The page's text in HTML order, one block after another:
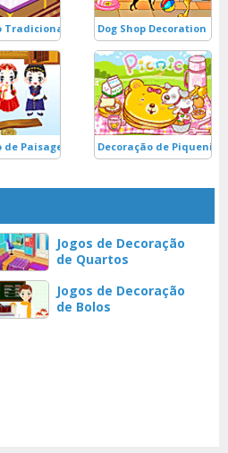
Tradicional Dog Shop Decoration
de Paisagem de InvernoDecoração de Piquenique
Jogos de Decoração
de Quartos
Jogos de Decoração
de Bolos